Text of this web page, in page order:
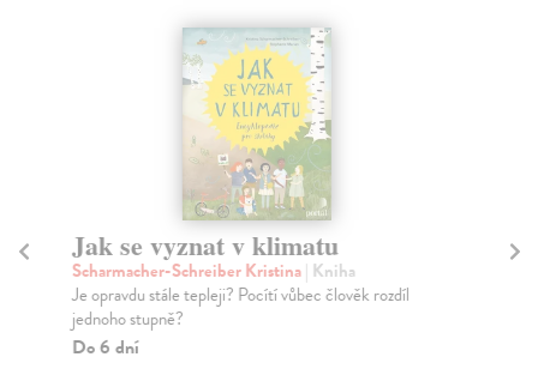
Jak se vyznat v klimatu
Scharmacher-Schreiber Kristina| Kniha
Je opravdu stále tepleji? Pocítí vůbec člověk rozdíl
jednoho stupně?
Do 6 dní